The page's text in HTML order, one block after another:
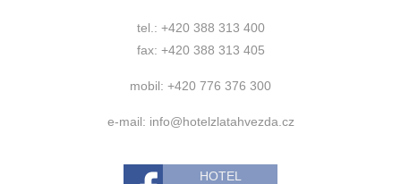
tel.: +420 388 313 400
fax: +420 388 313 405
mobil: +420 776 376 300
e-mail: info@hotelzlatahvezda.cz
HOTEL